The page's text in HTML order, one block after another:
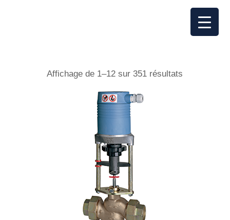
Affichage de 1–12 sur 351 résultats